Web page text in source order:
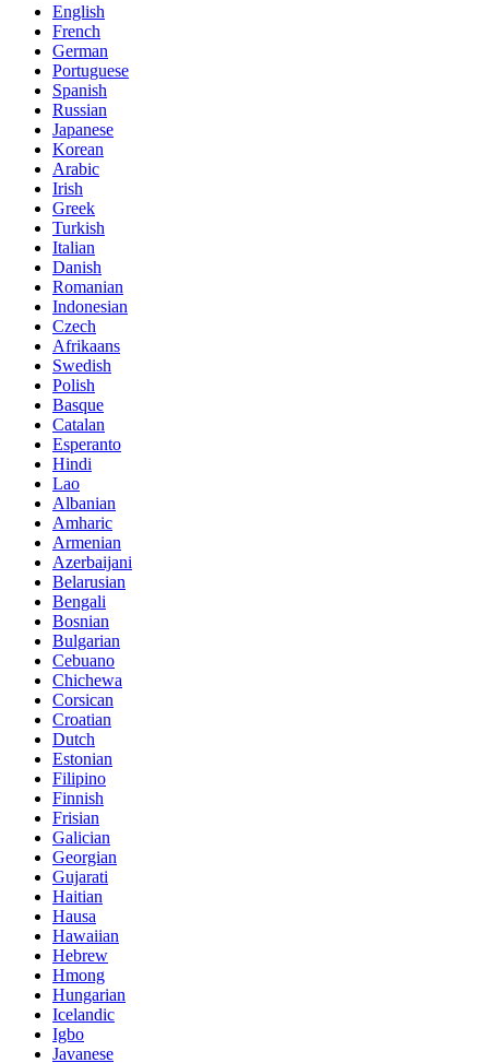
English
French
German
Portuguese
Spanish
Russian
Japanese
Korean
Arabic
Irish
Greek
Turkish
Italian
Danish
Romanian
Indonesian
Czech
Afrikaans
Swedish
Polish
Basque
Catalan
Esperanto
Hindi
Lao
Albanian
Amharic
Armenian
Azerbaijani
Belarusian
Bengali
Bosnian
Bulgarian
Cebuano
Chichewa
Corsican
Croatian
Dutch
Estonian
Filipino
Finnish
Frisian
Galician
Georgian
Gujarati
Haitian
Hausa
Hawaiian
Hebrew
Hmong
Hungarian
Icelandic
Igbo
Javanese